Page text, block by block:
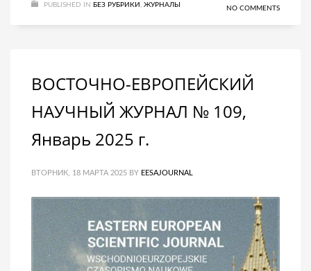
PUBLISHED IN БЕЗ РУБРИКИ ЖУРНАЛЫ NO COMMENTS
ВОСТОЧНО-ЕВРОПЕЙСКИЙ
НАУЧНЫЙ ЖУРНАЛ № 109,
Январь 2025 г.
ВТОРНИК, 18 МАРТА 2025 BY EESAJOURNAL